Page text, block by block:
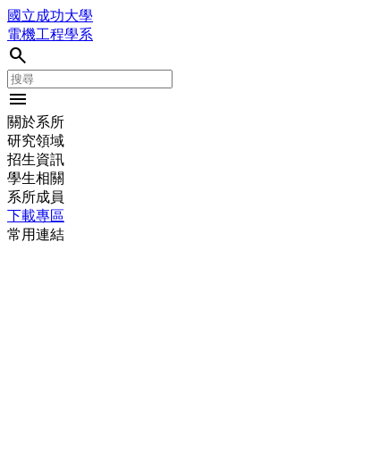
國立成功大學
電機工程學系
search
menu
關於系所
研究領域
招生資訊
學生相關
系所成員
下載專區
常用連結